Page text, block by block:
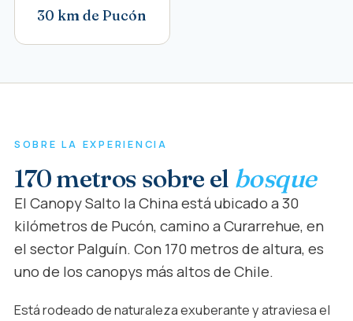
30 km de Pucón
SOBRE LA EXPERIENCIA
170 metros sobre el bosque
El Canopy Salto la China está ubicado a 30
kilómetros de Pucón, camino a Curarrehue, en
el sector Palguín. Con 170 metros de altura, es
uno de los canopys más altos de Chile.
Está rodeado de naturaleza exuberante y atraviesa el